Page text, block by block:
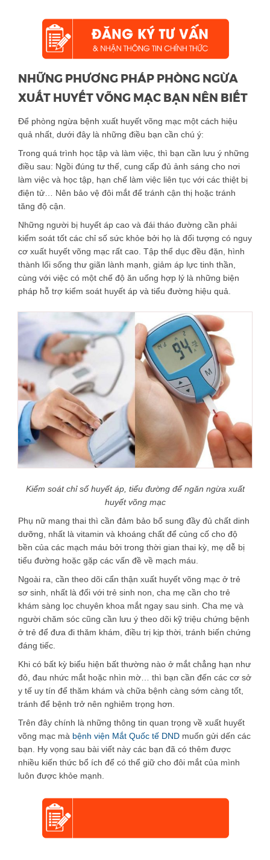
NHỮNG PHƯƠNG PHÁP PHÒNG NGỪA
XUẤT HUYẾT VÕNG MẠC BẠN NÊN BIẾT
Để phòng ngừa bệnh xuất huyết võng mạc một cách hiệu
quả nhất, dưới đây là những điều bạn cần chú ý:
Trong quá trình học tập và làm việc, thì bạn cần lưu ý những
điều sau: Ngồi đúng tư thế, cung cấp đủ ảnh sáng cho nơi
làm việc và học tập, hạn chế làm việc liên tục với các thiệt bị
điện tử… Nên bảo vệ đôi mắt để tránh cận thị hoặc tránh
tăng độ cận.
Những người bị huyết áp cao và đái tháo đường cần phải
kiểm soát tốt các chỉ số sức khỏe bởi họ là đối tượng có nguy
cơ xuất huyết võng mạc rất cao. Tập thể dục đều đặn, hình
thành lối sống thư giãn lành mạnh, giảm áp lực tinh thần,
cùng với việc có một chế độ ăn uống hợp lý là những biện
pháp hỗ trợ kiểm soát huyết áp và tiểu đường hiệu quả.
Kiểm soát chỉ số huyết áp, tiểu đường để ngăn ngừa xuất
huyết võng mạc
Phụ nữ mang thai thì cần đảm bảo bổ sung đầy đủ chất dinh
dưỡng, nhất là vitamin và khoáng chất để củng cố cho độ
bền của các mạch máu bởi trong thời gian thai kỳ, mẹ dễ bị
tiểu đường hoặc gặp các vấn đề về mạch máu.
Ngoài ra, cần theo dõi cẩn thận xuất huyết võng mạc ở trẻ
sơ sinh, nhất là đối với trẻ sinh non, cha mẹ cần cho trẻ
khám sàng lọc chuyên khoa mắt ngay sau sinh. Cha mẹ và
người chăm sóc cũng cần lưu ý theo dõi kỹ triệu chứng bệnh
ở trẻ để đưa đi thăm khám, điều trị kịp thời, tránh biến chứng
đáng tiếc.
Khi có bất kỳ biểu hiện bất thường nào ở mắt chẳng hạn như
đỏ, đau nhức mắt hoặc nhìn mờ… thì bạn cần đến các cơ sở
y tế uy tín để thăm khám và chữa bệnh càng sớm càng tốt,
tránh để bệnh trở nên nghiêm trọng hơn.
Trên đây chính là những thông tin quan trọng về xuất huyết
võng mạc mà bệnh viện Mắt Quốc tế DND muốn gửi dến các
bạn. Hy vọng sau bài viết này các bạn đã có thêm được
nhiều kiến thức bổ ích để có thể giữ cho đôi mắt của mình
luôn được khỏe mạnh.